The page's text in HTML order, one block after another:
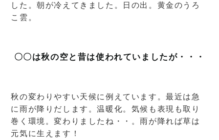
した。朝が冷えてきました。日の出。黄金のうろ
こ雲。
〇〇は秋の空と昔は使われていましたが・・・
秋の変わりやすい天候に例えています。最近は急
に雨が降りだします。温暖化。気候も表現も取り
巻く環境。変わりましたね・・。雨が降れば草は
元気に生えます！